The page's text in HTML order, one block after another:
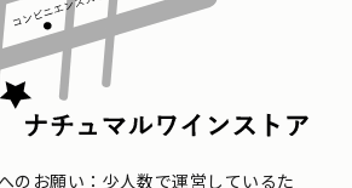
のお願い：少人数で運営しているた